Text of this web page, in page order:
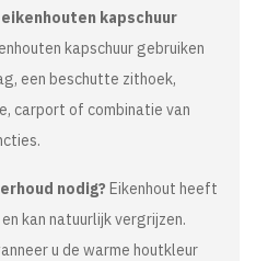
kapschuur
kapschuur gebruiken
een beschutte zithoek,
carport of combinatie van
nodig? Eikenhout heeft
kan natuurlijk vergrijzen.
u de warme houtkleur